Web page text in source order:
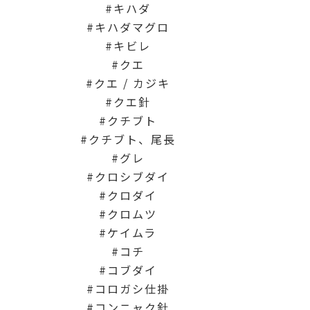
キハダ
キハダマグロ
キビレ
クエ
クエ / カジキ
クエ針
クチブト
クチブト、尾長
グレ
クロシブダイ
クロダイ
クロムツ
ケイムラ
コチ
コブダイ
コロガシ仕掛